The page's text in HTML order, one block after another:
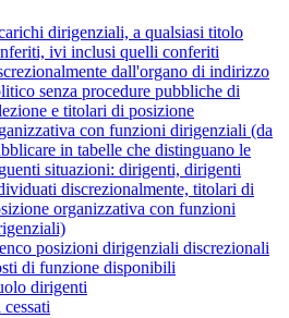
dirigenziali, a qualsiasi titolo
ivi inclusi quelli conferiti
dall'organo di indirizzo
senza procedure pubbliche di
e titolari di posizione
con funzioni dirigenziali (da
in tabelle che distinguano le
situazioni: dirigenti, dirigenti
discrezionalmente, titolari di
organizzativa con funzioni
posizioni dirigenziali discrezionali
di funzione disponibili
dirigenti